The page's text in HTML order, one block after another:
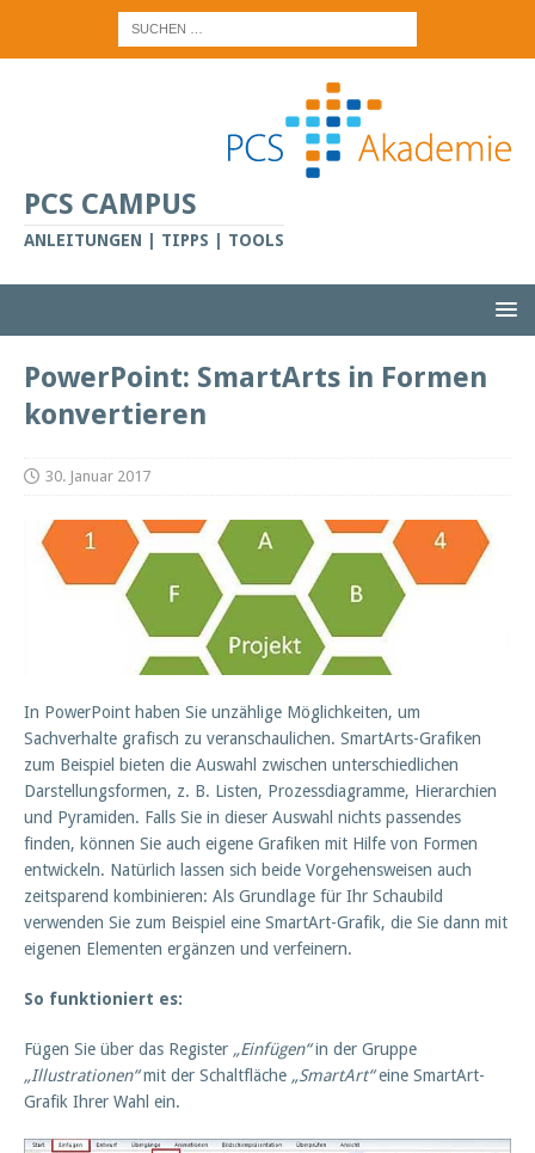
PCS CAMPUS
ANLEITUNGEN | TIPPS | TOOLS
PowerPoint: SmartArts in Formen
konvertieren
30. Januar 2017
In PowerPoint haben Sie unzählige Möglichkeiten, um
Sachverhalte grafisch zu veranschaulichen. SmartArts-Grafiken
zum Beispiel bieten die Auswahl zwischen unterschiedlichen
Darstellungsformen, z. B. Listen, Prozessdiagramme, Hierarchien
und Pyramiden. Falls Sie in dieser Auswahl nichts passendes
finden, können Sie auch eigene Grafiken mit Hilfe von Formen
entwickeln. Natürlich lassen sich beide Vorgehensweisen auch
zeitsparend kombinieren: Als Grundlage für Ihr Schaubild
verwenden Sie zum Beispiel eine SmartArt-Grafik, die Sie dann mit
eigenen Elementen ergänzen und verfeinern.
So funktioniert es:
Fügen Sie über das Register „Einfügen“in der Gruppe
„Illustrationen“mit der Schaltfläche „SmartArt“eine SmartArt-
Grafik Ihrer Wahl ein.